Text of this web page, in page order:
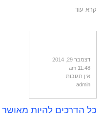
קרא עוד
דצמבר 29, 2014
11:48 am
אין תגובות
admin
כל הדרכים להיות